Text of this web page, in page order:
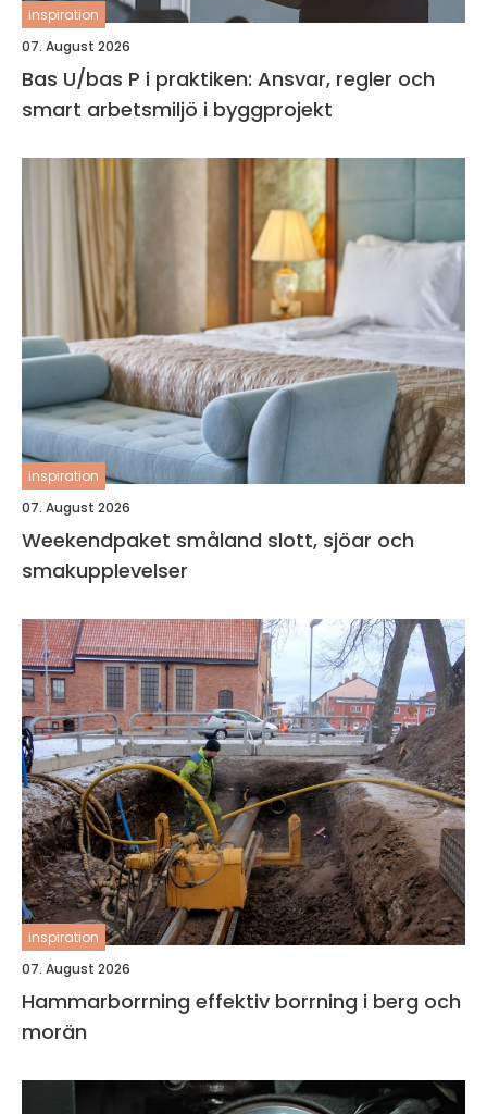
inspiration
07. August 2026
Bas U/bas P i praktiken: Ansvar, regler och
smart arbetsmiljö i byggprojekt
inspiration
07. August 2026
Weekendpaket småland slott, sjöar och
smakupplevelser
inspiration
07. August 2026
Hammarborrning effektiv borrning i berg och
morän